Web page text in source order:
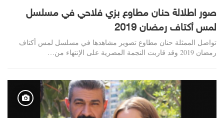
صور اطلالة حنان مطاوع بزي فلاحي في مسلسل
لمس أكتاف رمضان 2019
تواصل الممثلة ​حنان مطاوع​ تصوير مشاهدها في مسلسل لمس أكتاف
رمضان 2019 وقد قاربت النجمة المصرية على الإنتهاء من…